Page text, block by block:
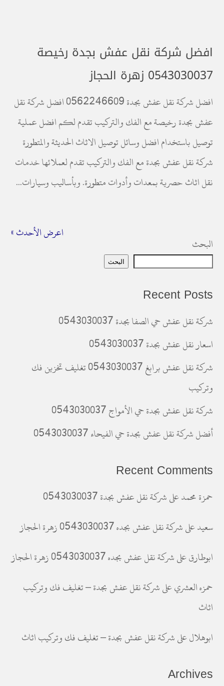
افضل شركة نقل عفش بجدة رخيصة
0543030037 زهرة الحجاز
افضل شركة نقل عفش بجدة 0562246609 افضل شركة نقل
عفش بجدة رخيصة مع الفك والتركيب تقدم لكم افضل عملية
توصيل باستخدام افضل وسائل توصيل الاثاث الحديثة والمتطورة
شركة نقل عفش بجدة مع الفك والتركيب تقدم لعملائها خدمات
نقل اثاث حصرية بمعدات وأدوات متطورة. وبأساليب وسيارات...
اعرض الأحدث »
البحث
البحث
Recent Posts
شركة نقل عفش حي الصفا بجدة 0543030037
اسعار نقل عفش بجدة 0543030037
شركة نقل عفش برابغ 0543030037 تغليف تخزين فك
وتركيب
شركة نقل عفش بجدة حي الأمواج 0543030037
أفضل شركة نقل عفش بجدة حي الفيحاء 0543030037
Recent Comments
حمزة محمدعلىشركة نقل عفش بجدة 0543030037
سعيدعلىشركة نقل عفش بجده 0543030037 زهرة الحجاز
ابوطارقعلىشركة نقل عفش بجده 0543030037 زهرة الحجاز
حمزه العشريعلىشركة نقل عفش بجدة – تغليف فك وتركيب
اثاث
ابوهلالعلىشركة نقل عفش بجدة – تغليف فك وتركيب اثاث
Archives